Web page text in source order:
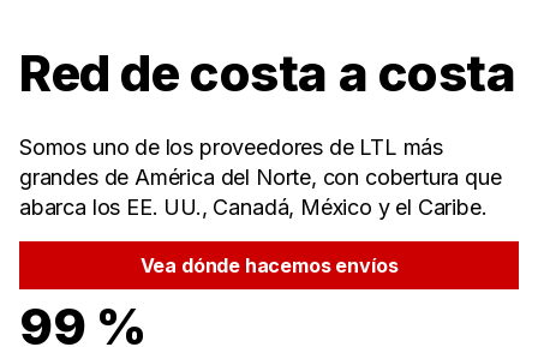
Red de costa a costa
Somos uno de los proveedores de LTL más
grandes de América del Norte, con cobertura que
abarca los EE. UU., Canadá, México y el Caribe.
Vea dónde hacemos envíos
99 %